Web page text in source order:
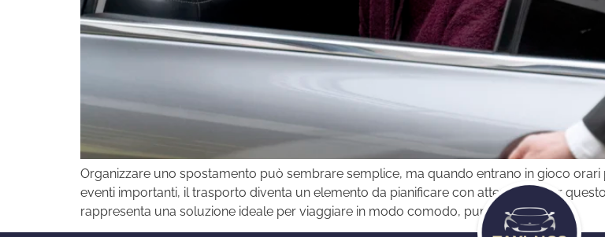
Organizzare uno spostamento può sembrare semplice, ma quando entrano in gioco
eventi importanti, il trasporto diventa un elemento da pianificare con attenzione. Per
rappresenta una soluzione ideale per viaggiare in modo comodo, puntuale e […]